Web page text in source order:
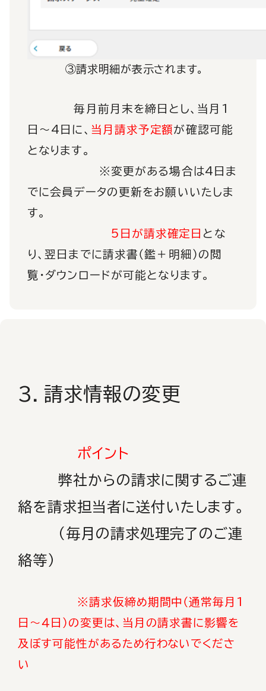
③請求明細が表示されます。
毎月前月末を締日とし、 当月1
日～4日に、 当月請求予定額が確認可能
となります。
※変更がある場合は4日ま
でに会員データの更新をお願いいたしま
す。
5日が請求確定日 とな
り、翌日までに請求書（鑑＋明細）の閲
覧・ダウンロードが可能となります。
３．請求情報の変更
ポイント
弊社からの請求に関するご連
絡を請求担当者に送付いたします。
（毎月の請求処理完了のご連
絡等）
※請求仮締め期間中（通常毎月1
日～４日）の変更は、当月の請求書に影響を
及ぼす可能性があるため行わないでくださ
い